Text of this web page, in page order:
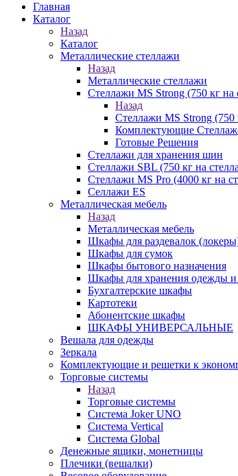
Главная
Каталог
Назад
Каталог
Металлические стеллажи
Назад
Металлические стеллажи
Стеллажи MS Strong (750 кг на
Назад
Стеллажи MS Strong (750
Комплектующие
Готовые Решения
Стеллажи для хранения шин
Стеллажи SBL (750 кг на
Стеллажи MS Pro (4000 кг на
Селлажи ES
Металлическая мебель
Назад
Металлическая мебель
Шкафы для раздевалок
Шкафы для сумок
Шкафы бытового назначения
Шкафы для хранения одежды
Бухгалтерские шкафы
Картотеки
Абонентские шкафы
ШКАФЫ УНИВЕРСАЛЬНЫЕ
Вешала для одежды
Зеркала
Комплектующие и решетки к
Торговые системы
Назад
Торговые системы
Система Joker UNO
Система Vertical
Система Global
Денежные ящики, монетницы
Плечики (вешалки)